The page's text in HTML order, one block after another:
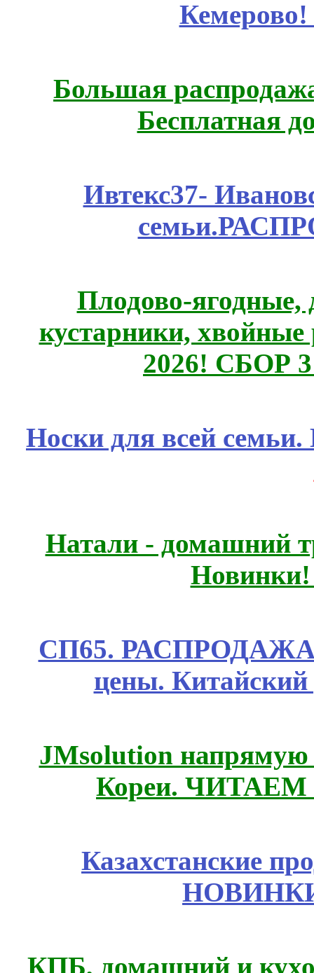
Большая
Бесплатная
Ивтекс37-
Плодово-ягодные,
кустарники,
2026! СБОР
Носки для всей
Натали - домашний
СП65. РАСПРОДАЖА!
цены.
JMsolution
Кореи.
Казахстанские
КПБ, домашний и